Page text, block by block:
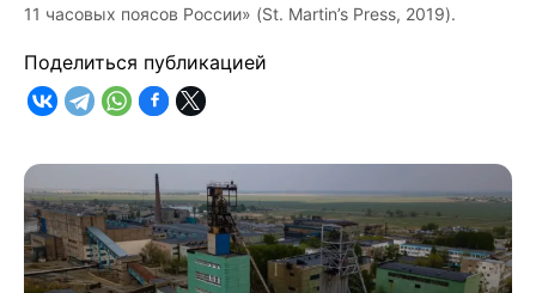
11 часовых поясов России» (St. Martin’s Press, 2019).
Поделиться публикацией